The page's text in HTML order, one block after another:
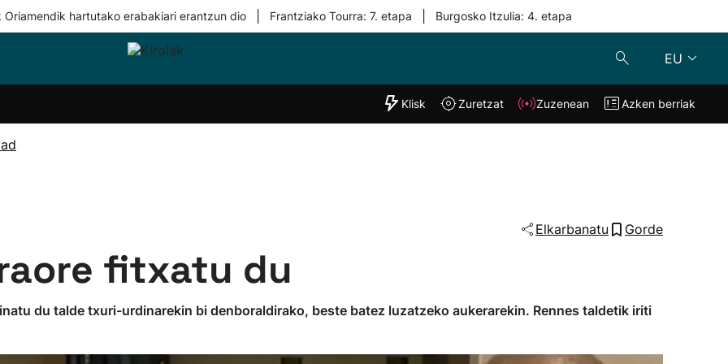
Oriamendik hartutako erabakiari erantzun dio Frantziako Tourra: 7. etapa Burgosko Itzulia: 4. etapa
EU
Taldeak
"Helmuga"
Klisk Zuzenean
Klisk Zuretzat Zuzenean Azken berriak
Elkarbanatu Gorde
fitxatu du
du talde txuri-urdinarekin bi denboraldirako, beste batez luzatzeko aukerarekin. Rennes taldetik iriti